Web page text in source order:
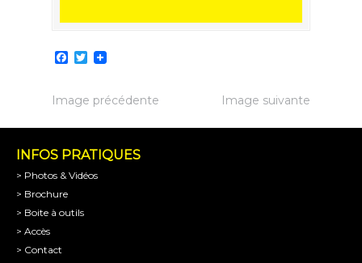
Facebook
Twitter
Image précédente Image suivante
INFOS PRATIQUES
> Photos & Vidéos
> Brochure
> Boite à outils
> Accès
> Contact